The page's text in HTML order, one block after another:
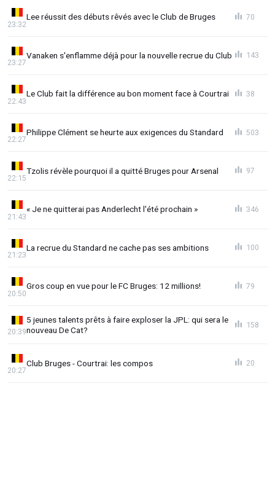
Lee réussit des débuts rêvés avec le Club de Bruges
23:32
70
Vanaken s'enflamme déjà pour la nouvelle recrue du Club
23:27
143
Le Club fait la différence au bon moment face à Courtrai
22:43
38
Philippe Clément se heurte aux exigences du Standard
22:27
503
Tzolis révèle pourquoi il a quitté Bruges pour Arsenal
22:15
97
« Je ne quitterai pas Anderlecht l'été prochain »
21:43
346
La recrue du Standard ne cache pas ses ambitions
21:23
100
Gros coup en vue pour le FC Bruges: 12 millions!
20:50
79
5 jeunes talents prêts à faire exploser la JPL: qui sera le
nouveau De Cat?
20:39
158
Club Bruges - Courtrai: les compos
20:27
20